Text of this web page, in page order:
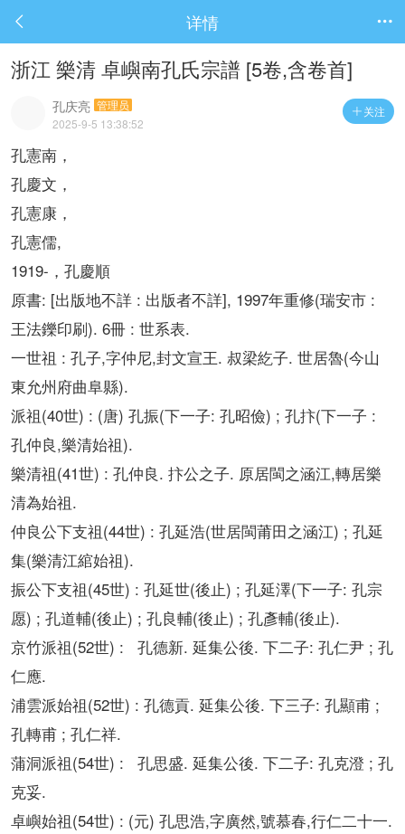
 详情 
浙江 樂清 卓嶼南孔氏宗譜 [5卷,含卷首]
 关注
孔庆亮 管理员
2025-9-5 13:38:52
孔憲南，
孔慶文，
孔憲康，
孔憲儒,
1919- ，孔慶順
原書: [出版地不詳 : 出版者不詳], 1997年重修(瑞安市 :
王法鑠印刷 ). 6冊 : 世系表.
一世祖 : 孔子,字仲尼,封文宣王. 叔梁紇子. 世居魯(今山
東允州府曲阜縣).
派祖 (40世) : (唐) 孔振(下一子: 孔昭儉) ; 孔抃(下一子 :
孔仲良 ,樂清始祖).
樂清祖 (41世) : 孔仲良 . 抃公之子. 原居閩之涵江,轉居樂
清為始祖 .
仲良公下支祖 (44世) : 孔延浩(世居閩莆田之涵江) ; 孔延
集(樂清江綰始祖).
振公下支祖 (45世) : 孔延世(後止) ; 孔延澤(下一子: 孔宗
愿) ; 孔道輔(後止) ; 孔良輔(後止) ; 孔彥輔(後止).
京竹派祖 (52世) : 孔德新. 延集公後. 下二子: 孔仁尹 ; 孔
仁應.
浦雲派始祖 (52世) : 孔德貢. 延集公後. 下三子: 孔顯甫 ;
孔轉甫 ; 孔仁祥.
蒲洞派祖 (54世) : 孔思盛. 延集公後. 下二子: 孔克澄 ; 孔
克妥.
卓嶼始祖 (54世) : (元) 孔思浩,字廣然,號慕春,行仁二十一.